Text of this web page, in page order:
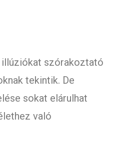
szórakoztató
tekintik. De
sokat elárulhat
való